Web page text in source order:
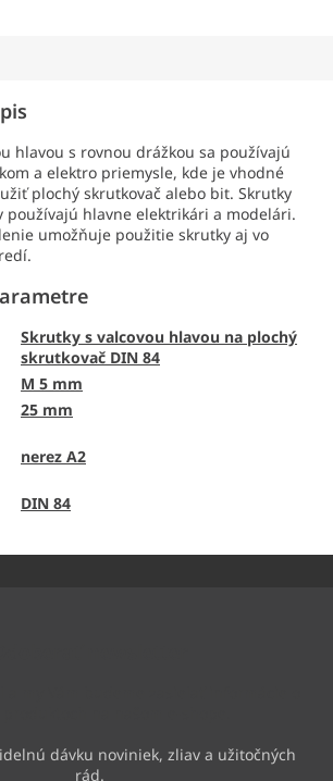
hlavou s rovnou drážkou sa používajú
a elektro priemysle, kde je vhodné
plochý skrutkovač alebo bit. Skrutky
používajú hlavne elektrikári a modelári.
umožňuje použitie skrutky aj vo
Skrutky s valcovou hlavou na plochý
skrutkovač DIN 84
M 5 mm
25 mm
nerez A2
DIN 84